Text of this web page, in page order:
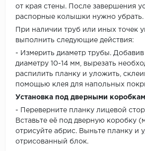
от края стены. После завершения
распорные колышки нужно убрать.
При наличии труб или иных точек
выполнить следующие действия:
- Измерить диаметр трубы. Добавив
диаметру 10-14 мм, вырезать
распилить планку и уложить,
помощью клея для напольных
Установка под дверными
- Переверните планку лицевой
Вставьте её под дверную коробку
отрисуйте абрис. Выньте планку и
отрисованный блок.